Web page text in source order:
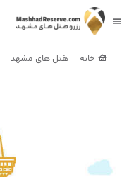
خانه هتل های مشهد